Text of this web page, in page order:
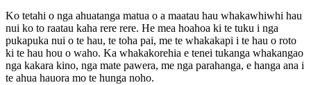
Ko tetahi o nga ahuatanga matua o a maatau hau whakawhiwhi hau
nui ko to raatau kaha rere rere. He mea hoahoa ki te tuku i nga
pukapuka nui o te hau, te toha pai, me te whakakapi i te hau o roto
ki te hau hou o waho. Ka whakakorehia e tenei tukanga whakangao
nga kakara kino, nga mate pawera, me nga parahanga, e hanga ana i
te ahua hauora mo te hunga noho.